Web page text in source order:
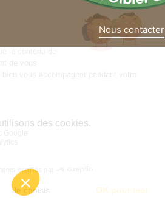
Nous contacter